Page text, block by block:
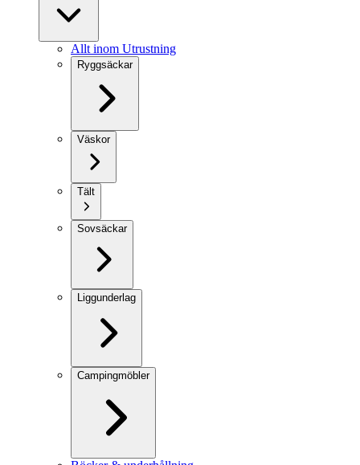
Allt inom Utrustning
Ryggsäckar
Väskor
Tält
Sovsäckar
Liggunderlag
Campingmöbler